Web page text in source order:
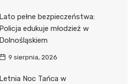
Lato pełne bezpieczeństwa:
Policja edukuje młodzież w
Dolnośląskiem
9 sierpnia, 2026
Letnia Noc Tańca w